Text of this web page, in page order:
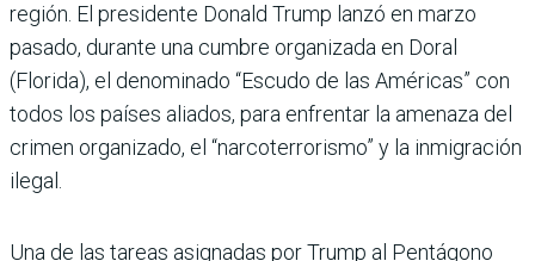
región. El presidente Donald Trump lanzó en marzo
pasado, durante una cumbre organizada en Doral
(Florida), el denominado “Escudo de las Américas” con
todos los países aliados, para enfrentar la amenaza del
crimen organizado, el “narcoterrorismo” y la inmigración
ilegal.
Una de las tareas asignadas por Trump al Pentágono